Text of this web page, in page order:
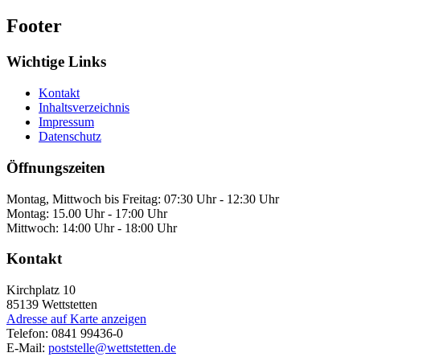
Footer
Wichtige Links
Kontakt
Inhaltsverzeichnis
Impressum
Datenschutz
Öffnungszeiten
Montag, Mittwoch bis Freitag: 07:30 Uhr - 12:30 Uhr
Montag: 15.00 Uhr - 17:00 Uhr
Mittwoch: 14:00 Uhr - 18:00 Uhr
Kontakt
Kirchplatz 10
85139 Wettstetten
Adresse auf Karte anzeigen
Telefon: 0841 99436-0
E-Mail: poststelle@wettstetten.de